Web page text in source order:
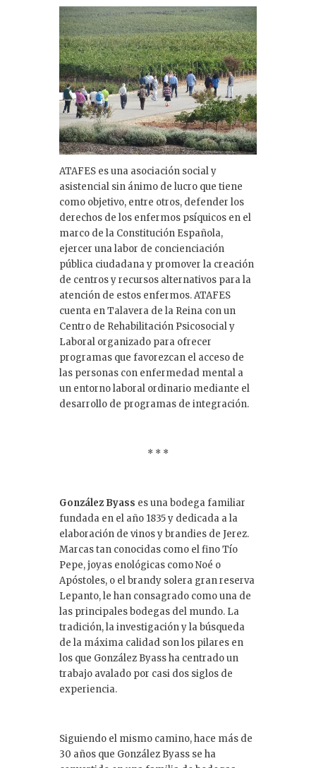
ATAFES es una asociación social y
asistencial sin ánimo de lucro que tiene
como objetivo, entre otros, defender los
derechos de los enfermos psíquicos en el
marco de la Constitución Española,
ejercer una labor de concienciación
pública ciudadana y promover la creación
de centros y recursos alternativos para la
atención de estos enfermos. ATAFES
cuenta en Talavera de la Reina con un
Centro de Rehabilitación Psicosocial y
Laboral organizado para ofrecer
programas que favorezcan el acceso de
las personas con enfermedad mental a
un entorno laboral ordinario mediante el
desarrollo de programas de integración.
* * *
González Byass es una bodega familiar
fundada en el año 1835 y dedicada a la
elaboración de vinos y brandies de Jerez.
Marcas tan conocidas como el fino Tío
Pepe, joyas enológicas como Noé o
Apóstoles, o el brandy solera gran reserva
Lepanto, le han consagrado como una de
las principales bodegas del mundo. La
tradición, la investigación y la búsqueda
de la máxima calidad son los pilares en
los que González Byass ha centrado un
trabajo avalado por casi dos siglos de
experiencia.
Siguiendo el mismo camino, hace más de
30 años que González Byass se ha